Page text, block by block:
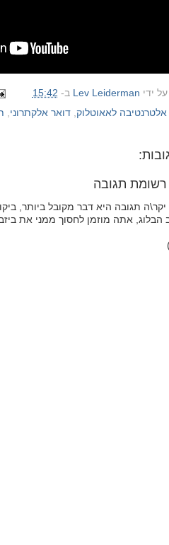
ידי Lev Leiderman ב- 15:42
אלטרנטיבה לאאוטלוק ,דואר אלקתרוני
תגובה
יקר\ה תגובה היא דבר מקובל ביותר,
הבלוג, אתה מוזמן לחסוך ממני את